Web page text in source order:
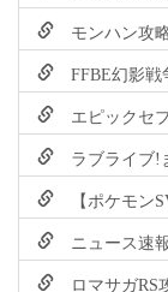
モンハン攻
FFBE幻影戦
エピックセ
ラブライブ!
【ポケモン
ニュース速
ロマサガRS